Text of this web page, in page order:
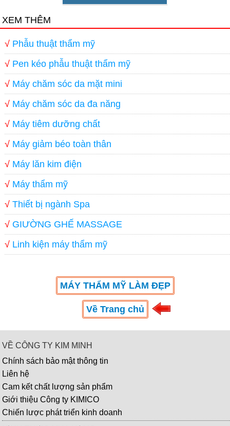
XEM THÊM
√ Phẫu thuật thẩm mỹ
√ Pen kéo phẫu thuật thẩm mỹ
√ Máy chăm sóc da mặt mini
√ Máy chăm sóc da đa năng
√ Máy tiêm dưỡng chất
√ Máy giảm béo toàn thân
√ Máy lăn kim điện
√ Máy thẩm mỹ
√ Thiết bị ngành Spa
√ GIƯỜNG GHẾ MASSAGE
√ Linh kiện máy thẩm mỹ
MÁY THẨM MỸ LÀM ĐẸP
Về Trang chủ
VỀ CÔNG TY KIM MINH
Chính sách bảo mật thông tin
Liên hệ
Cam kết chất lượng sản phẩm
Giới thiệu Công ty KIMICO
Chiến lược phát triển kinh doanh